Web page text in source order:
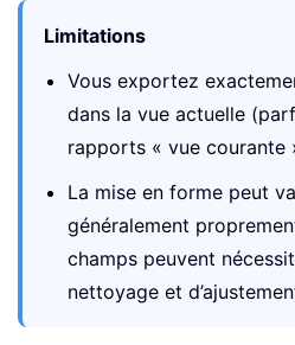
Limitations
Vous exportez
dans la vue actuelle
rapports « vue courante
La mise en forme peut
généralement
champs peuvent
nettoyage et